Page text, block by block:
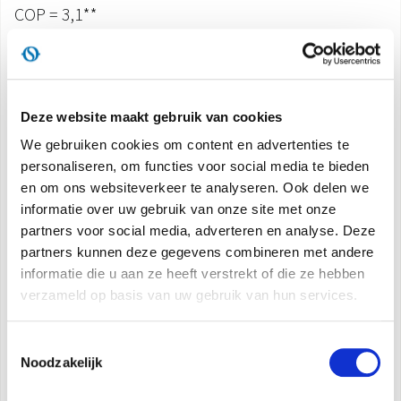
Deze website maakt gebruik van cookies
We gebruiken cookies om content en advertenties te
personaliseren, om functies voor social media te bieden
en om ons websiteverkeer te analyseren. Ook delen we
informatie over uw gebruik van onze site met onze
partners voor social media, adverteren en analyse. Deze
partners kunnen deze gegevens combineren met andere
informatie die u aan ze heeft verstrekt of die ze hebben
verzameld op basis van uw gebruik van hun services.
Noodzakelijk
COP = 3,1**
Energieklasse A tijdens afkoeling.
REMOTE CONTROL
Multifunctionele afstandsbediening.
WARMTEPOMP
Airconditioner in warmtepomp. Dankzij
deze functie is het mogelijk om ruimten te
verwarmen
en uw traditionele verwarming te vervangen
met warmtepomp is condensafvoer noodzakelijk).